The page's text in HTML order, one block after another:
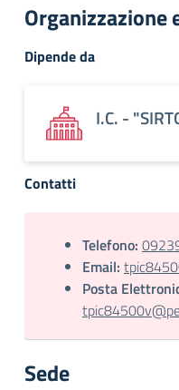
Organizzazione
Dipende da
I.C. -
Contatti
Telefono:
Email:
Posta
Sede